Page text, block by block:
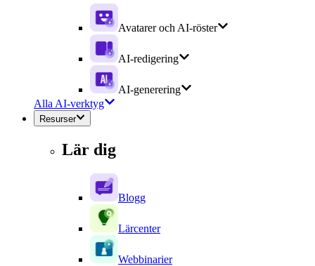
Avatarer och AI-röster
AI-redigering
AI-generering
Alla AI-verktyg
Resurser
Lär dig
Blogg
Lärcenter
Webbinarier